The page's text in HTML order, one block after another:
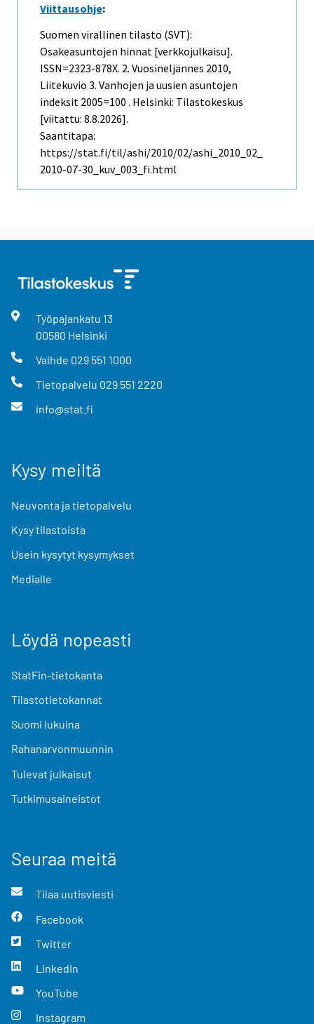
Viittausohje:
Suomen virallinen tilasto (SVT):
Osakeasuntojen hinnat [verkkojulkaisu].
ISSN=2323-878X. 2. Vuosineljännes 2010,
Liitekuvio 3. Vanhojen ja uusien asuntojen
indeksit 2005=100 . Helsinki: Tilastokeskus
[viitattu: 8.8.2026].
Saantitapa:
https://stat.fi/til/ashi/2010/02/ashi_2010_02_
2010-07-30_kuv_003_fi.html
Työpajankatu 13
00580 Helsinki
Vaihde 029 551 1000
Tietopalvelu 029 551 2220
info@stat.fi
Kysy meiltä
Neuvonta ja tietopalvelu
Kysy tilastoista
Usein kysytyt kysymykset
Medialle
Löydä nopeasti
StatFin-tietokanta
Tilastotietokannat
Suomi lukuina
Rahanarvonmuunnin
Tulevat julkaisut
Tutkimusaineistot
Seuraa meitä
Tilaa uutisviesti
Facebook
Twitter
LinkedIn
YouTube
Instagram